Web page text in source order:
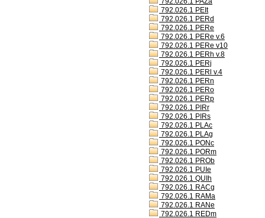
792.026.1 PEIt
792.026.1 PERd
792.026.1 PERe
792.026.1 PERe v.6
792.026.1 PERe v10
792.026.1 PERh v.8
792.026.1 PERj
792.026.1 PERl v.4
792.026.1 PERn
792.026.1 PERo
792.026.1 PERp
792.026.1 PIRr
792.026.1 PIRs
792.026.1 PLAc
792.026.1 PLAg
792.026.1 PONc
792.026.1 PORm
792.026.1 PROb
792.026.1 PUIe
792.026.1 QUIh
792.026.1 RACg
792.026.1 RAMa
792.026.1 RANe
792.026.1 REDm